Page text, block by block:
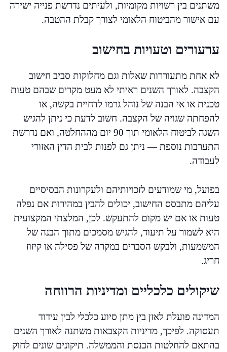
משתנים בין רשויות מקומיות, ולעיתים נדרשת פנייה ישירה
עם אישור מהביטוח הלאומי לצורך קבלת ההטבה.
ערעורים וטעויות בחישוב
לא אחת מתעוררות שאלות וגם מחלוקות סביב חישוב
הקצבה. לאורך השנים ראיתי לא מעט מקרים שבהם טעות
טכנית או אי הבנה של נוהל גרמו לדחיית בקשה, או
להפחתה שגויה של הקצבה. חשוב לדעת כי ניתן להגיש
השגה לביטוח הלאומי תוך 90 יום מההחלטה, ואם נדרשת
התערבות נוספת — ניתן גם לפנות לבית הדין האזורי
לעבודה.
בפועל, מי שמודעים לזכויותיהם ולעקרונות הבסיסיים
עליהם מתבסס החישוב, יכולים להבין במהירות אם נפלה
טעות או אם יש מקום להתעקש. לכן, המלצתי המקצועית
היא לשמור על תיעוד, להגיש מסמכים מתוך הבנה של
המשמעות, ולבקש הסברים במקרה של פסילה או קיזוז
חריג.
שיקולים כלכליים ומדיניות הרווחה
המדינה פועלת לאזן בין מתן סיוע כלכלי לבין עידוד
תעסוקה. לפיכך, מדיניות הקצבאות משתנה לאורך השנים
בהתאם להחלטות הכנסת והממשלה. תיקונים שונים לחוק